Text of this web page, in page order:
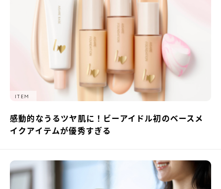
ITEM
感動的なうるツヤ肌に！ビーアイドル初のベースメ
イクアイテムが優秀すぎる